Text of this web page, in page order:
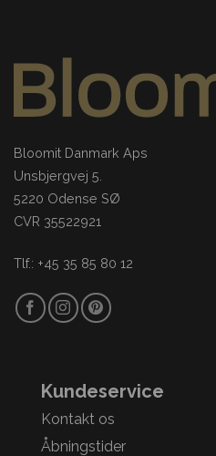
Bloomit Danmark Aps
Unsbjergvej 5.
5220 Odense SØ
CVR 35522921
Tlf.: +45 35 85 80 12
Kundeservice
Kontakt os
Åbningstider